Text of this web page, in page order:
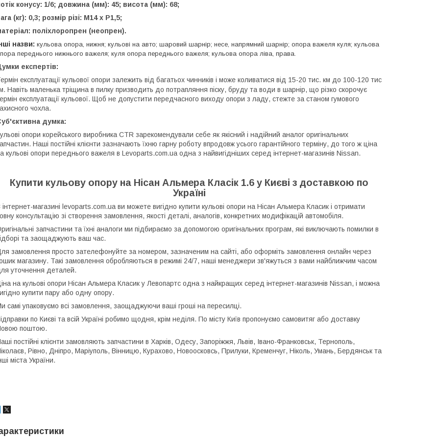
конусу: 1/6; довжина (мм): 45; висота (мм): 68;
(кг): 0,3; розмір різі: М14 х Р1,5;
поліхлоропрен (неопрен).
назви: кульова опора, нижня; кульові на авто; шаровий шарнір; несе, напрямний шарнір; опора важеля куля; кульова
переднього нижнього важеля; куля опора переднього важеля; кульова опора ліва, права.
експертів:
експлуатації кульової опори залежить від багатьох чинників і може коливатися від 15-20 тис. км до 100-120 тис
Навіть маленька тріщина в пилку призводить до потрапляння піску, бруду та води в шарнір, що різко скорочує
експлуатації кульової. Щоб не допустити передчасного виходу опори з ладу, стежте за станом гумового
чохла.
думка:
опори корейського виробника CTR зарекомендували себе як якісний і надійний аналог оригінальних
Наші постійні клієнти зазначають їхню гарну роботу впродовж усього гарантійного терміну, до того ж ціна
кульові опори переднього важеля в Levoparts.com.ua одна з найвигідніших серед інтернет-магазинів Nissan.
Купити кульову опору на Нісан Альмера Класік 1.6 у Києві з доставкою по
Україні
інтернет-магазині levoparts.com.ua ви можете вигідно купити кульові опори на Нісан Альмера Класик і отримати
консультацію зі створення замовлення, якості деталі, аналогів, конкретних модифікацій автомобіля.
запчастини та їхні аналоги ми підбираємо за допомогою оригінальних програм, які виключають помилки в
та заощаджують ваш час.
замовлення просто зателефонуйте за номером, зазначеним на сайті, або оформіть замовлення онлайн через
магазину. Такі замовлення обробляються в режимі 24/7, наші менеджери зв'яжуться з вами найближчим часом
уточнення деталей.
на кульові опори Нісан Альмера Класик у Левопартс одна з найкращих серед інтернет-магазинів Nissan, і можна
купити пару або одну опору.
самі упаковуємо всі замовлення, заощаджуючи ваші гроші на пересилці.
по Києві та всій Україні робимо щодня, крім неділя. По місту Київ пропонуємо самовитяг або доставку
поштою.
постійні клієнти замовляють запчастини в Харків, Одесу, Запоріжжя, Львів, Івано-Франковськ, Тернополь,
Рівно, Дніпро, Маріуполь, Вінницю, Курахово, Новоосковсь, Прилуки, Кременчуг, Ніколь, Умань, Бердянськ та
міста України.